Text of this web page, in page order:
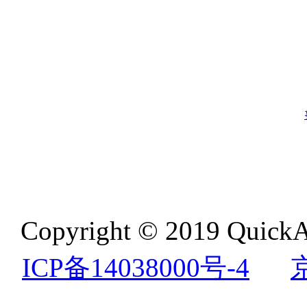
Copyright © 2019
ICP备14038000号-4